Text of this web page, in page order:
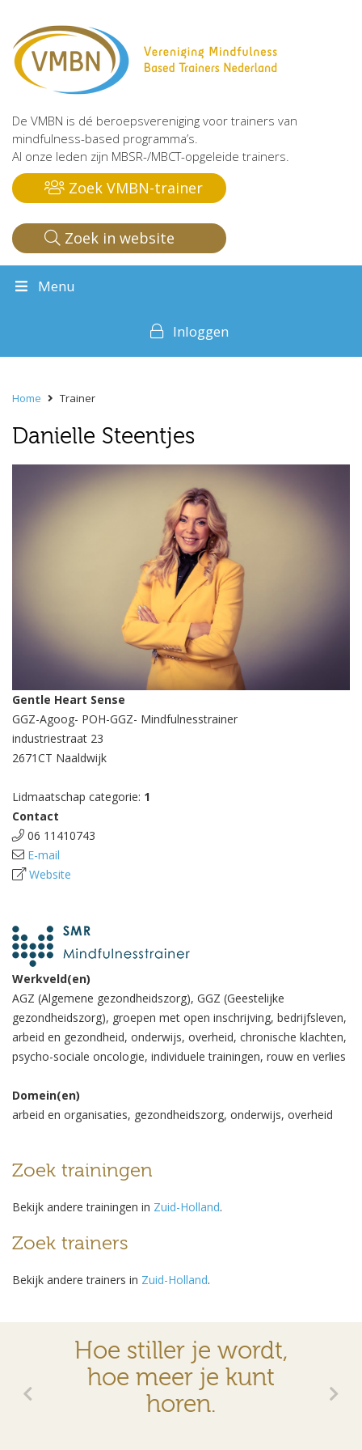
De VMBN is dé beroepsvereniging voor trainers van
mindfulness-based programma’s.
Al onze leden zijn MBSR-/MBCT-opgeleide trainers.
Zoek VMBN-trainer
Zoek in website
Menu
Inloggen
Home Trainer
Danielle Steentjes
Gentle Heart Sense
GGZ-Agoog- POH-GGZ- Mindfulnesstrainer
industriestraat 23
2671CT Naaldwijk
Lidmaatschap categorie: 1
Contact
06 11410743
E-mail
Website
Werkveld(en)
AGZ (Algemene gezondheidszorg), GGZ (Geestelijke
gezondheidszorg), groepen met open inschrijving, bedrijfsleven,
arbeid en gezondheid, onderwijs, overheid, chronische klachten,
psycho-sociale oncologie, individuele trainingen, rouw en verlies
Domein(en)
arbeid en organisaties, gezondheidszorg, onderwijs, overheid
Zoek trainingen
Bekijk andere trainingen in Zuid-Holland.
Zoek trainers
Bekijk andere trainers in Zuid-Holland.
Hoe stiller je wordt,
hoe meer je kunt
horen.